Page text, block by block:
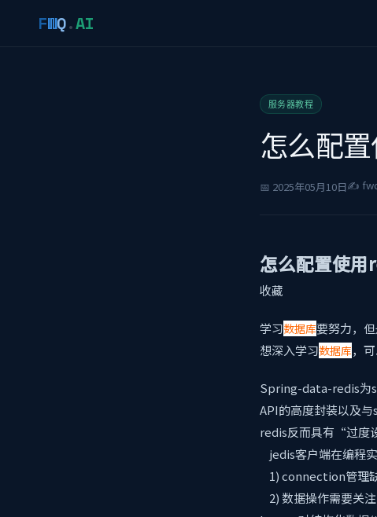
FWQ.AI
服务器教程
怎么配
📅 2025年05月10日✍️
怎么配置使用
收藏
学习数据库要努力，
想深入学习数据库，
Spring-data-redis为
API的高度封装以及
redis反而具有“过度
jedis客户端在编程
1) connection管理
2) 数据操作需要关